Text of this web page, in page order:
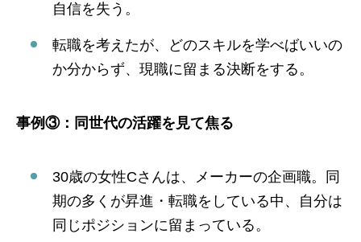
自信を失う。
転職を考えたが、どのスキルを学べばいいの
か分からず、現職に留まる決断をする。
事例③：同世代の活躍を見て焦る
30歳の女性Cさんは、メーカーの企画職。同
期の多くが昇進・転職をしている中、自分は
同じポジションに留まっている。